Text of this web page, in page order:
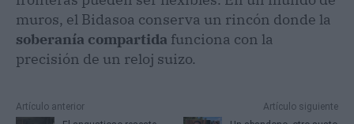
muros, el Bidasoa conserva un rincón donde la
soberanía compartida funciona con la
precisión de un reloj suizo.
Artículo anterior
Artículo siguiente